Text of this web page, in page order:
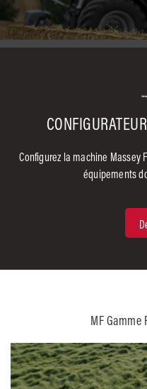
Configurez la machine Massey
équipements
MF Gamme